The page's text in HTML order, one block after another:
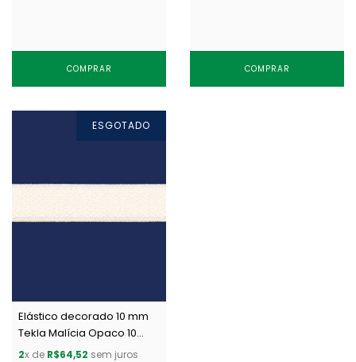
COMPRAR COMPRAR
ESGOTADO
Elástico decorado 10 mm
Tekla Malícia Opaco 10
natural c/ 50 m
2x de R$64,52 sem juros